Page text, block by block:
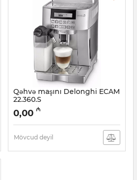
Qəhvə maşını Delonghi ECAM
22.360.S
Artikul: 005038477
0,00 ₼
Mövcud deyil